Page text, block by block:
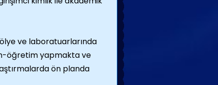
ve laboratuarlarında
öğretim yapmakta ve
ön planda